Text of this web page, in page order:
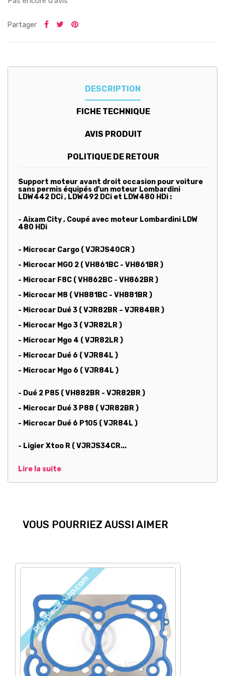
Partager
DESCRIPTION
FICHE TECHNIQUE
AVIS PRODUIT
POLITIQUE DE RETOUR
Support moteur avant droit occasion pour voiture
sans permis équipés d'un moteur Lombardini
LDW442 DCi , LDW492 DCi et LDW480 HDi :
- Aixam City , Coupé avec moteur Lombardini LDW
480 HDi
- Microcar Cargo ( VJRJS40CR )
- Microcar MGO 2 ( VH861BC - VH861BR )
- Microcar F8C ( VH862BC - VH862BR )
- Microcar M8 ( VH881BC - VH881BR )
- Microcar Dué 3 ( VJR82BR – VJR84BR )
- Microcar Mgo 3 ( VJR82LR )
- Microcar Mgo 4 ( VJR82LR )
- Microcar Dué 6 ( VJR84L )
- Microcar Mgo 6 ( VJR84L )
- Dué 2 P85 ( VH882BR - VJR82BR )
- Microcar Dué 3 P88 ( VJR82BR )
- Microcar Dué 6 P105 ( VJR84L )
- Ligier Xtoo R ( VJRJS34CR...
Lire la suite
VOUS POURRIEZ AUSSI AIMER